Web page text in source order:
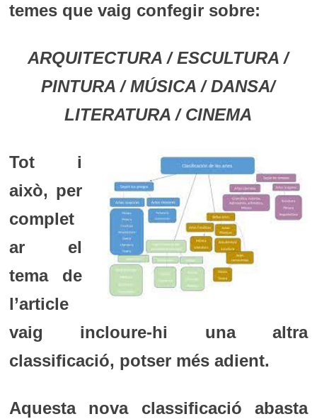
temes que vaig confegir sobre:
ARQUITECTURA /ESCULTURA /
PINTURA /MÚSICA /DANSA/
LITERATURA / CINEMA
Tot i
això, per
complet
ar el
tema de
l’article
vaig incloure-hi una altra
classificació, potser més adient.
Aquesta nova classificació abasta